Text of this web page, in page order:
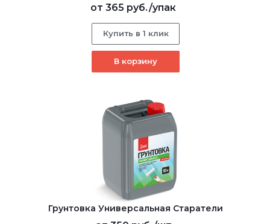
от 365 руб./упак
Купить в 1 клик
В корзину
Грунтовка Универсальная Старатели